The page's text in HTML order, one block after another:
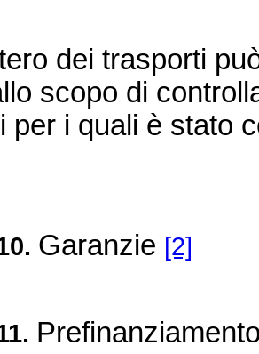
dei trasporti
scopo di
per i quali è stato
Garanzie [2]